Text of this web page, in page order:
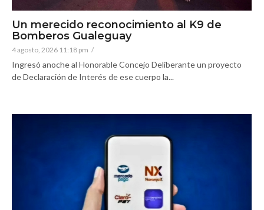
Un merecido reconocimiento al K9 de
Bomberos Gualeguay
4 agosto, 2026 11:18 pm /
Ingresó anoche al Honorable Concejo Deliberante un proyecto
de Declaración de Interés de ese cuerpo la...